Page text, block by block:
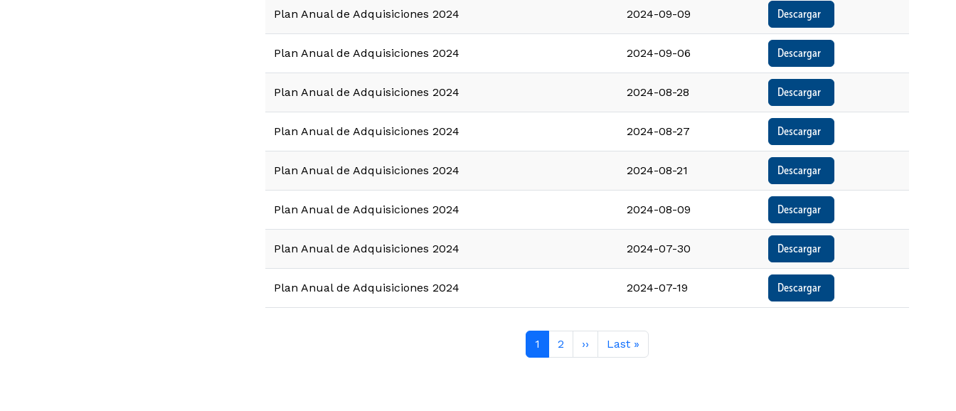
Plan Anual de Adquisiciones 2024 2024-09-09 Descargar
Plan Anual de Adquisiciones 2024 2024-09-06 Descargar
Plan Anual de Adquisiciones 2024 2024-08-28 Descargar
Plan Anual de Adquisiciones 2024 2024-08-27 Descargar
Plan Anual de Adquisiciones 2024 2024-08-21 Descargar
Plan Anual de Adquisiciones 2024 2024-08-09 Descargar
Plan Anual de Adquisiciones 2024 2024-07-30 Descargar
Plan Anual de Adquisiciones 2024 2024-07-19 Descargar
Página actual
1 Page
2 Siguiente página
›› Última página
Last »